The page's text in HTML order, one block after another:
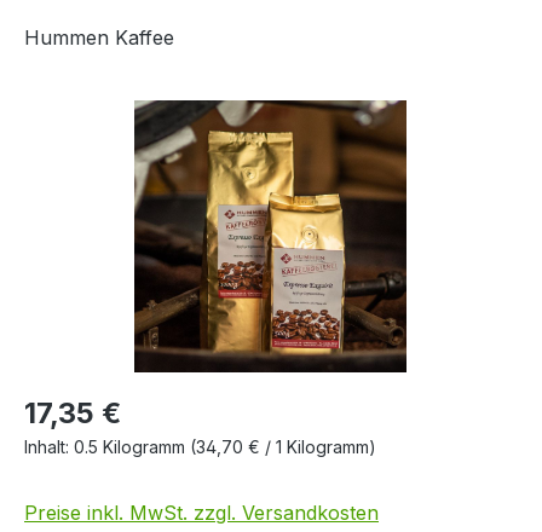
Hummen Kaffee
Bildergalerie überspringen
17,35 €
Inhalt: 0.5 Kilogramm (34,70 € / 1 Kilogramm)
Preise inkl. MwSt. zzgl. Versandkosten